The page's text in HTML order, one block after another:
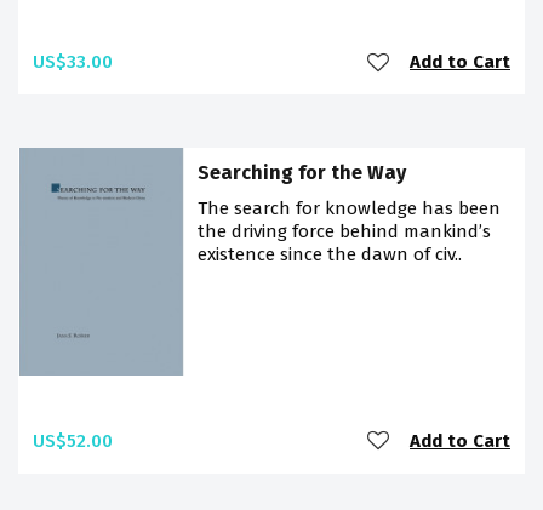
US$33.00 Add to Cart
Searching for the Way
The search for knowledge has been
the driving force behind mankind’s
existence since the dawn of civ..
US$52.00 Add to Cart